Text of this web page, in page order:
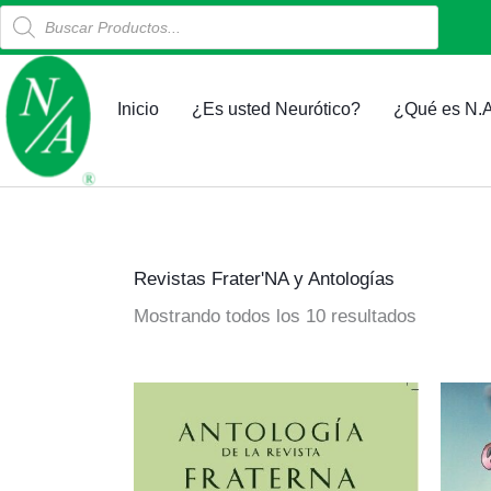
al
contenido
Products
search
Inicio ¿Es usted Neurótico? ¿Qué es
Revistas Frater'NA y Antologías
Mostrando todos los 10 resultados